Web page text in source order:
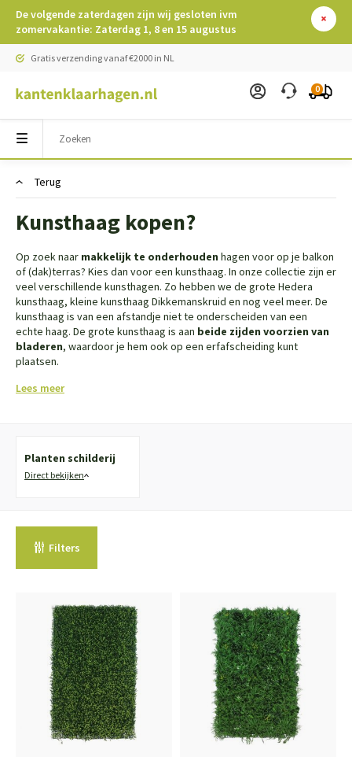
De volgende zaterdagen zijn wij gesloten ivm
zomervakantie: Zaterdag 1, 8 en 15 augustus
Gratis verzending vanaf €2000 in NL
0
Terug
Kunsthaag kopen?
Op zoek naar makkelijk te onderhouden hagen voor op je balkon
of (dak)terras? Kies dan voor een kunsthaag. In onze collectie zijn er
veel verschillende kunsthagen. Zo hebben we de grote Hedera
kunsthaag, kleine kunsthaag Dikkemanskruid en nog veel meer. De
kunsthaag is van een afstandje niet te onderscheiden van een
echte haag. De grote kunsthaag is aan beide zijden voorzien van
bladeren, waardoor je hem ook op een erfafscheiding kunt
plaatsen.
Lees meer
Planten schilderij
Direct bekijken
Filters